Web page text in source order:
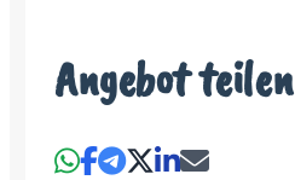
Angebot teilen